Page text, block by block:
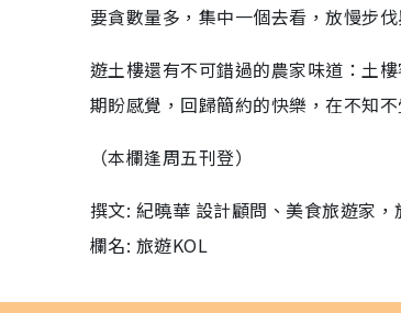
要貪數量多，集中一個去看，放慢步
遊土樓還有不可錯過的農家味道：土
期盼感覺，回歸簡約的快樂，在不知不
（本欄逢周五刊登）
撰文: 紀曉華 設計顧問、美食旅遊家
欄名: 旅遊KOL